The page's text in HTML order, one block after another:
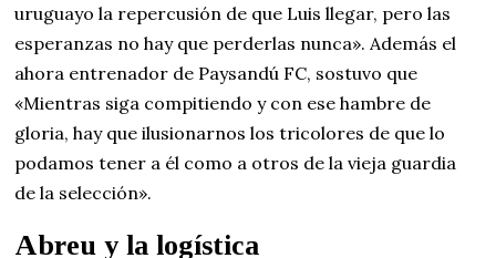
uruguayo la repercusión de que Luis llegar, pero las
esperanzas no hay que perderlas nunca». Además el
ahora entrenador de Paysandú FC, sostuvo que
«Mientras siga compitiendo y con ese hambre de
gloria, hay que ilusionarnos los tricolores de que lo
podamos tener a él como a otros de la vieja guardia
de la selección».
Abreu y la logística